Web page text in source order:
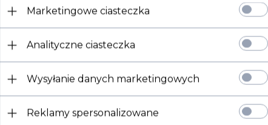
Marketingowe ciasteczka
Analityczne ciasteczka
Wysyłanie danych marketingowych
Reklamy spersonalizowane